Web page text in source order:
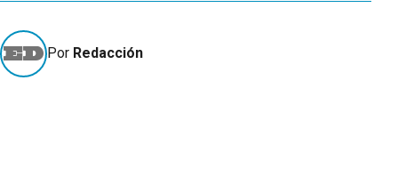
Por Redacción